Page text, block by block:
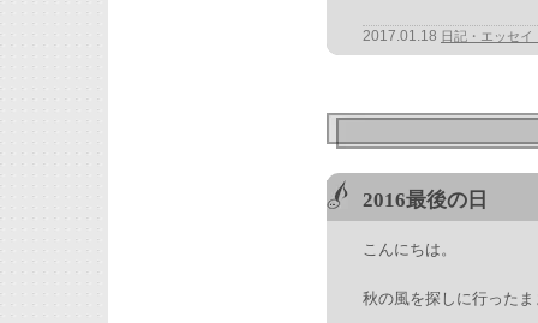
2017.01.18 日記・エッセイ
2016最後の日
こんにちは。
秋の風を探しに行った